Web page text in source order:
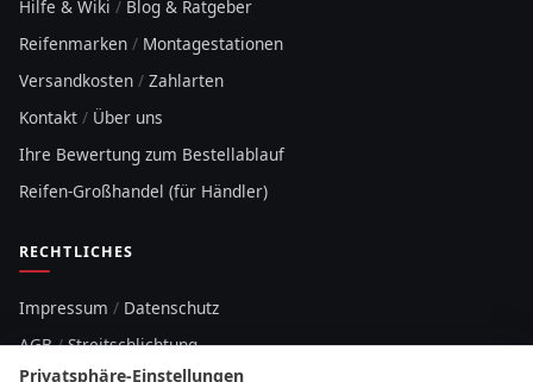
Hilfe & Wiki / Blog & Ratgeber
Reifenmarken / Montagestationen
Versandkosten / Zahlarten
Kontakt / Über uns
Ihre Bewertung zum Bestellablauf
Reifen-Großhandel (für Händler)
RECHTLICHES
Impressum / Datenschutz
AGB/Streitschlichtung
Privatsphäre-Einstellungen